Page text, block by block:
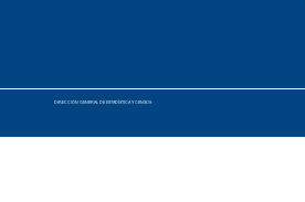
DIRECCIÓN GENERAL DE ESTADÍSTICA Y CENSOS